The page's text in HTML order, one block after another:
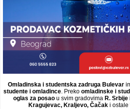
Omladinska i studentska zadruga Bulevar
studente i omladince . Preko omladinske i
oglas za posao u svim gradovima R. Srbije
Kragujevac, Kraljevo, Čačaki ostale